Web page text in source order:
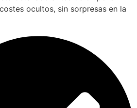
ocultos, sin sorpresas en la